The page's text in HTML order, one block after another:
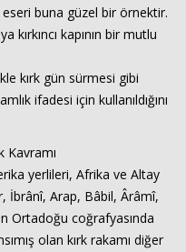
buna güzel bir örnektir.
kırkıncı kapının bir mutlu
kırk gün sürmesi gibi
ifadesi için kullanıldığını
Kavramı
yerlileri, Afrika ve Altay
İbrânî, Arap, Bâbil, Ârâmî,
Ortadoğu coğrafyasında
olan kırk rakamı diğer